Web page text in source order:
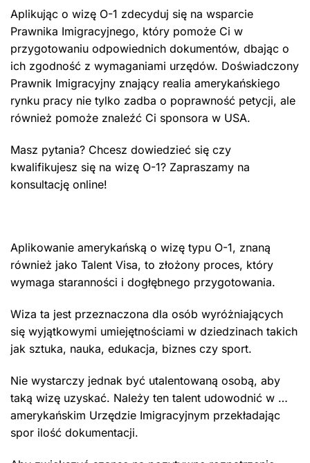
Aplikując o wizę O-1 zdecyduj się na wsparcie
Prawnika Imigracyjnego, który pomoże Ci w
przygotowaniu odpowiednich dokumentów, dbając o
ich zgodność z wymaganiami urzędów. Doświadczony
Prawnik Imigracyjny znający realia amerykańskiego
rynku pracy nie tylko zadba o poprawność petycji, ale
również pomoże znaleźć Ci sponsora w USA.
Masz pytania? Chcesz dowiedzieć się czy
kwalifikujesz się na wizę O-1? Zapraszamy na
konsultację online!
Aplikowanie amerykańską o wizę typu O-1, znaną
również jako Talent Visa, to złożony proces, który
wymaga staranności i dogłębnego przygotowania.
Wiza ta jest przeznaczona dla osób wyróżniających
się wyjątkowymi umiejętnościami w dziedzinach takich
jak sztuka, nauka, edukacja, biznes czy sport.
Nie wystarczy jednak być utalentowaną osobą, aby
taką wizę uzyskać. Należy ten talent udowodnić w …
amerykańskim Urzędzie Imigracyjnym przekładając
spor ilość dokumentacji.